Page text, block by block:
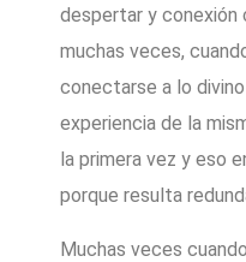
despertar y conexión
muchas veces,
conectarse a lo
experiencia de la
la primera vez y eso
porque resulta
Muchas veces